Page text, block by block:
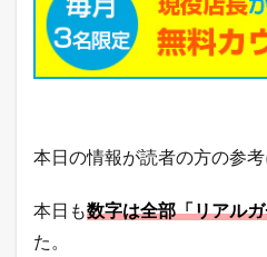
本日の情報が読者の方の参考
本日も数字は全部「リアル
た。